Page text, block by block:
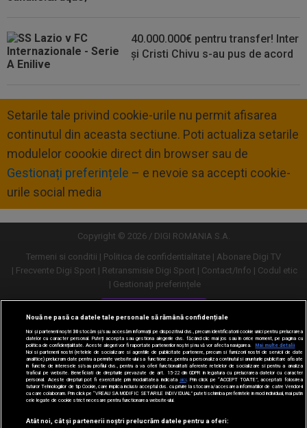
40.000.000€ pentru transfer! Inter
și Cristi Chivu s-au pus de acord
Setarile tale privind cookie-urile nu permit afisarea
continutul din aceasta sectiune. Poti actualiza setarile
modulelor coookie direct din browser sau de
Gestionați preferințele – e nevoie sa accepti cookie-
urile social media
Copyright © 2026 / DIGI ROMANIA S.A.
Termeni si conditii
Politica de confidentialitate
Abonare Digi TV
Frecvente Digi Sport
Retransmisie Digi Sport Contact/Info
Codul etic
Gestionați preferințele
Versiune desktop
Nouă ne pasă ca datele tale personale să rămână confidențiale
Noi și partenerii noștri30stocăm și/sau accesăm informații pe dispozitivul dvs., precum identificatorii cookie unici pentru prelucrarea
datelor cu caracter personal. Puteți accepta sau gestiona alegerile dvs. făcând clic mai jos sau în orice moment, pe pagina cu
politica de confidențialitate. Aceste alegeri vor fi raportate partenerilor noștri și nu vă vor afecta navigarea.
Mai multe detalii
Noi si partenerii nostri (retelele de socializare si agentiile de publicitate partenere, precum si furnizorii nostri de servicii de date
analitice) prelucram date pentru a permite website-ului sa functioneze, pentru a personaliza continutul si anunturile publicitare afisate
in functie de interesele si/sau profilul dvs., pentru a va oferi functionalitati aferente retelelor de socializare si pentru a analiza
traficul pe website. Beneficiati de drepturile prevazute de art. 15-22 din GDPR in legatura cu prelucrarea datelor cu caracter
personal. Aceste drepturi pot fi exercitate prin modalitatea indicata aici. Prin click pe “ACCEPT TOATE”, acceptati folosirea
tuturor Tehnologiilor de tip Cookie, care implica inclusiv acceptul dvs. cu privire la stocarea/accesarea informatiilor de catre Vendor-ii
cu care colaboram. Prin click pe “VREAU SA MODIFIC SETARILE INDIVIDUAL” puteti schimba preferintele in mod individual, mai putin
cele legate de cookie strict necesare pentru functionarea website-ului.
Atât noi, cât și partenerii noștri prelucrăm datele pentru a oferi: